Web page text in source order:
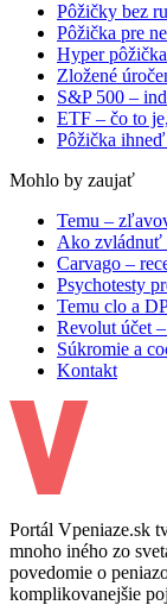
Pôžičky bez
Pôžička pre
Hyper
Zložené
S&P 500 –
ETF – čo to
Pôžička ihneď
Mohlo by zaujať
Temu –
Ako zvládnuť
Carvago –
Psychotesty
Temu clo a
Revolut účet
Súkromie a
Kontakt
Portál Vpeniaze.sk
mnoho iného zo
povedomie o
komplikovanejšie